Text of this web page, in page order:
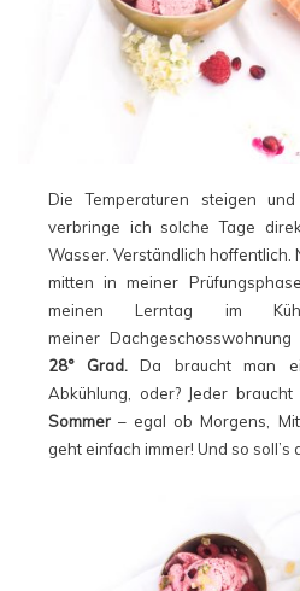
Die Temperaturen steigen
verbringe ich solche Tage
Wasser. Verständlich hoffentlich.
mitten in meiner
meinen Lerntag im
meiner
28° Grad.Da braucht man
Abkühlung, oder? Jeder braucht
Sommer – egal ob Morgens,
geht einfach immer! Und so soll’s